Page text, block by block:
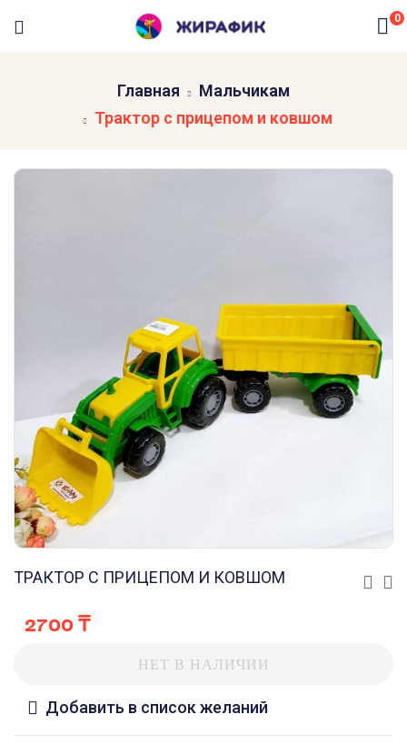
0
Главная
Мальчикам
Трактор с прицепом и ковшом
ТРАКТОР С ПРИЦЕПОМ И КОВШОМ
2700₸
НЕТ В НАЛИЧИИ
Добавить в список желаний